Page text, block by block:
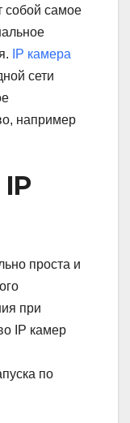
собой самое
IP камера
сети
например
проста и
при
IP камер
по